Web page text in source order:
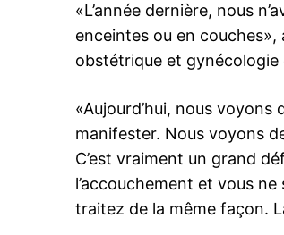
«L’année dernière, nous
enceintes ou en
obstétrique et
«Aujourd’hui, nous
manifester. Nous voyons
C’est vraiment un grand
l’accouchement et vous
traitez de la même façon.